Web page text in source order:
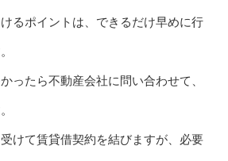
るポイントは、できるだけ早めに行
ったら不動産会社に問い合わせて、
けて賃貸借契約を結びますが、必要